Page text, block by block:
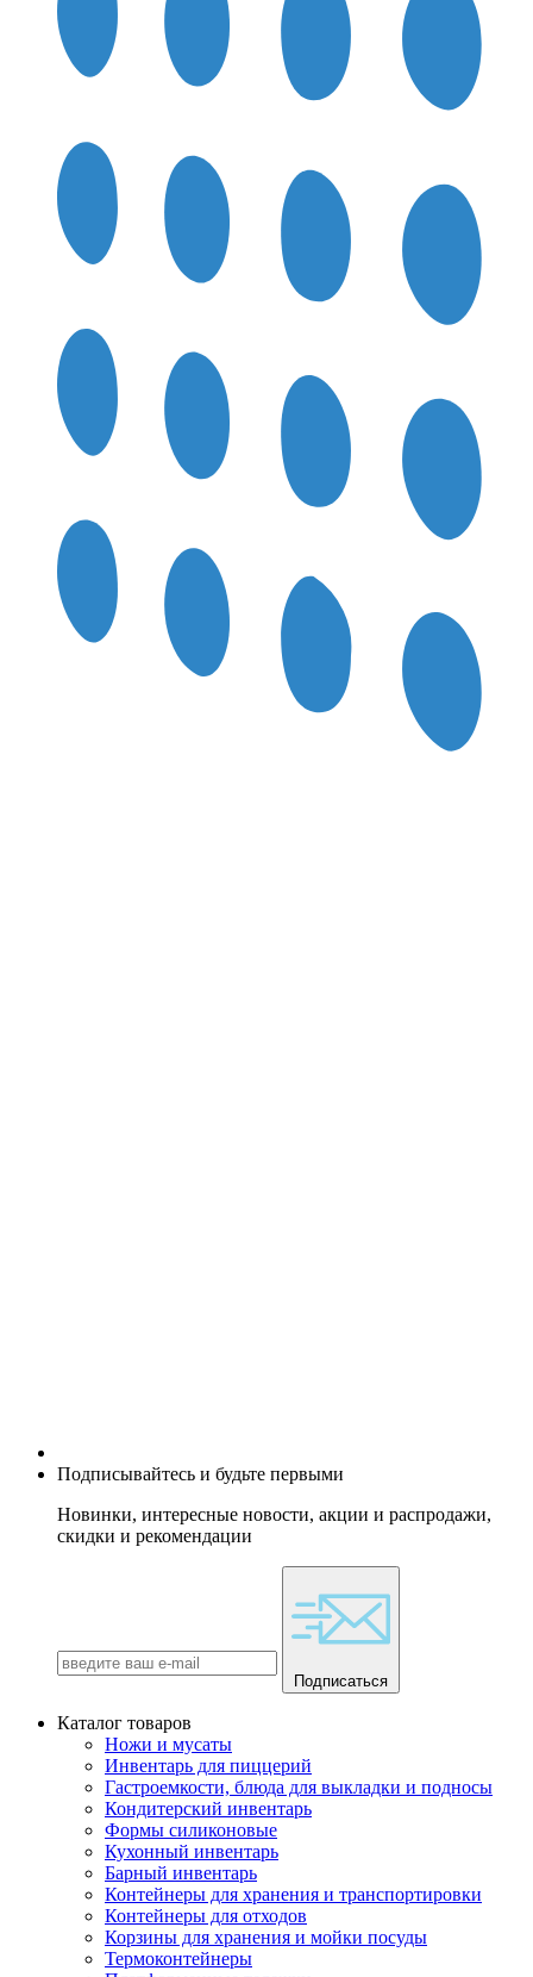
Подписывайтесь и будьте первыми
Новинки, интересные новости, акции и распродажи,
скидки и рекомендации
Подписаться
Каталог товаров
Ножи и мусаты
Инвентарь для пиццерий
Гастроемкости, блюда для выкладки и подносы
Кондитерский инвентарь
Формы силиконовые
Кухонный инвентарь
Барный инвентарь
Контейнеры для хранения и транспортировки
Контейнеры для отходов
Корзины для хранения и мойки посуды
Термоконтейнеры